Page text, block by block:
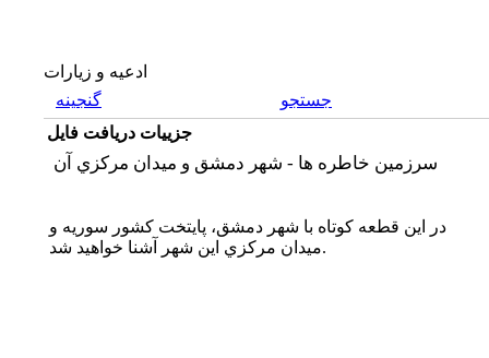
ادعیه و زیارات
گنجینه
جستجو
جزییات دریافت فایل
در اين قطعه كوتاه با شهر دمشق، پايتخت كشور سوريه و
ميدان مركزي اين شهر آشنا خواهيد شد.